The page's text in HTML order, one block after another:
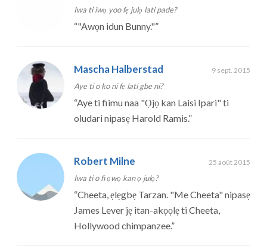
Iwa ti iwọ yoo fẹ julọ lati pade?
“"Awọn idun Bunny."”
Mascha Halberstad 9 sept. 2015
Aye ti o ko ni fẹ lati gbe ni?
“Aye ti fiimu naa "Ọjọ kan Laisi Ipari" ti
oludari nipasẹ Harold Ramis.”
Robert Milne 25 août 2015
Iwa ti o fi ọwọ kan ọ julọ?
“Cheeta, ẹlẹgbẹ Tarzan. "Me Cheeta" nipasẹ
James Lever jẹ itan-akọọlẹ ti Cheeta,
Hollywood chimpanzee.”